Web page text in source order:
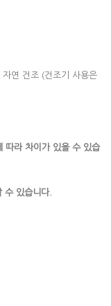
연 건조 (건조기 사용은
따라 차이가 있을 수 있습
수 있습니다.